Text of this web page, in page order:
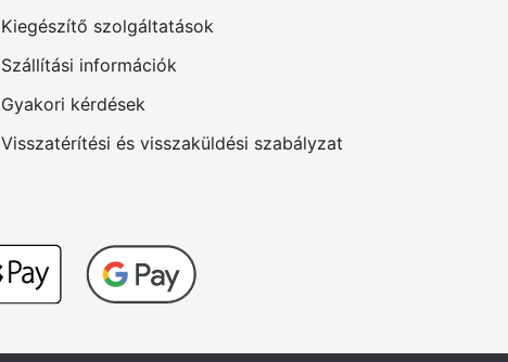
Kiegészítő szolgáltatások
Szállítási információk
Gyakori kérdések
Visszatérítési és visszaküldési szabályzat